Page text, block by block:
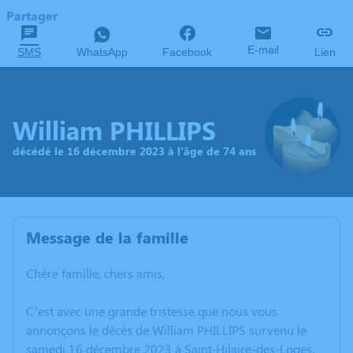
Partager
SMS WhatsApp Facebook E-mail Lien
William PHILLIPS
décédé le 16 décembre 2023 à l'âge de 74 ans
Message de la famille
Chère famille, chers amis,
C’est avec une grande tristesse que nous vous
annonçons le décès de William PHILLIPS survenu le
samedi 16 décembre 2023 à Saint-Hilaire-des-Loges.